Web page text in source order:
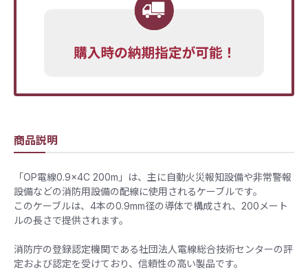
商品説明
「OP電線0.9×4C 200m」は、主に自動火災報知設備や非常警報
設備などの消防用設備の配線に使用されるケーブルです。
このケーブルは、4本の0.9mm径の導体で構成され、200メート
ルの長さで提供されます。
消防庁の登録認定機関である社団法人電線総合技術センターの評
定および認定を受けており、信頼性の高い製品です。